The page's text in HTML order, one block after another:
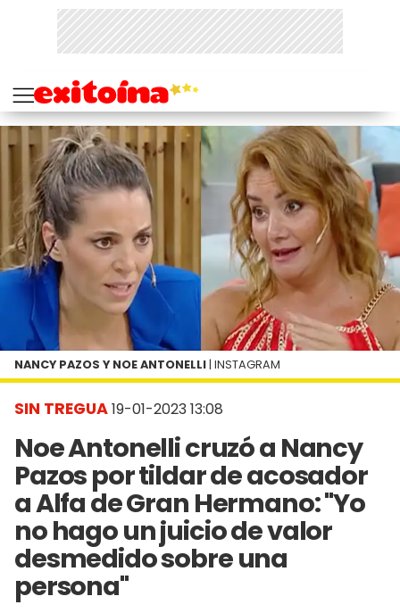
SIN TREGUA19-01-2023 13:08
Noe Antonelli cruzó a Nancy
Pazos por tildar de acosador
a Alfa de Gran Hermano: "Yo
no hago un juicio de valor
desmedido sobre una
persona"
NANCY PAZOS Y NOE ANTONELLI | INSTAGRAM